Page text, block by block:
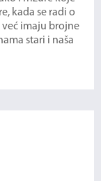
kada se radi o
već imaju brojne
stari i naša